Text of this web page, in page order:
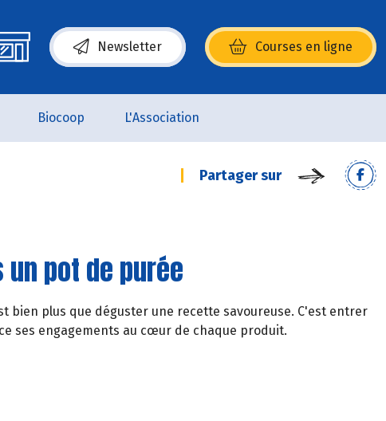
Newsletter Courses en ligne
(s’ouvre dans une nouvelle fenêtre)
Biocoop L'Association
Partager sur
pot de purée
bien plus que déguster une recette savoureuse. C'est entrer
ses engagements au cœur de chaque produit.